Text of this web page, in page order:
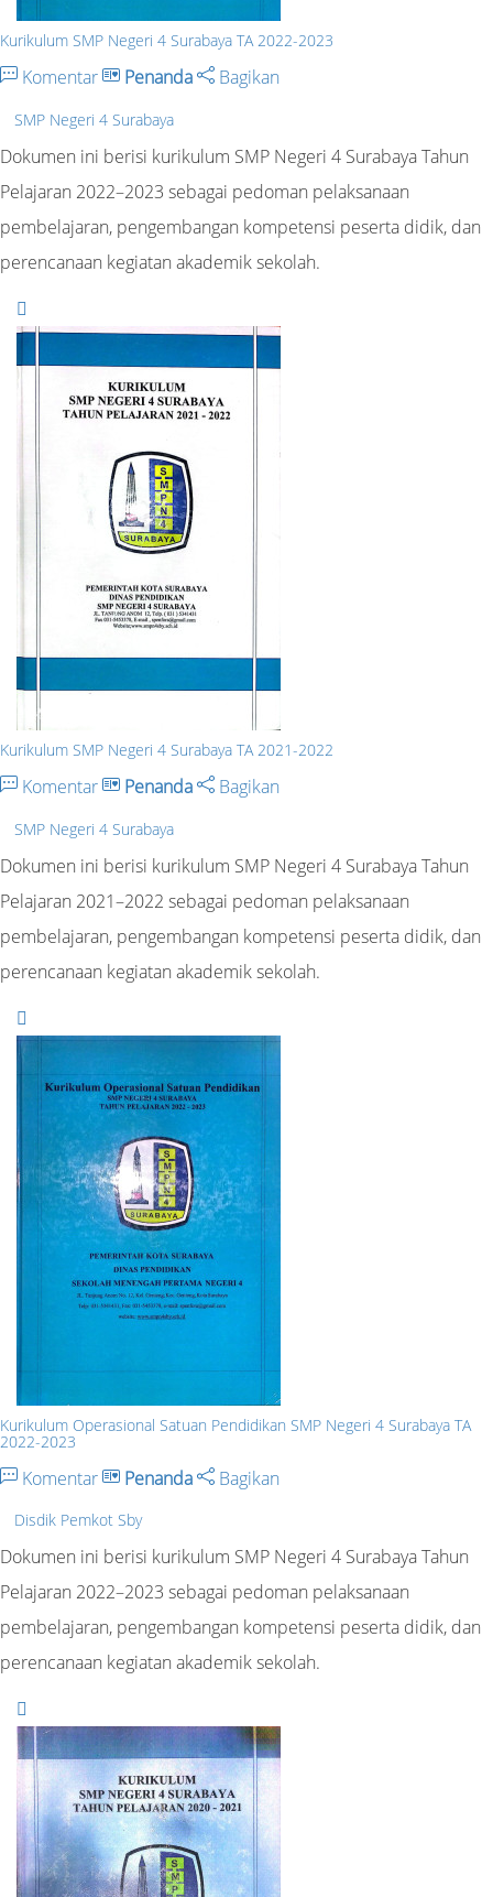
Kurikulum SMP Negeri 4 Surabaya TA 2022-2023
Komentar Penanda Bagikan
SMP Negeri 4 Surabaya
Dokumen ini berisi kurikulum SMP Negeri 4 Surabaya Tahun
Pelajaran 2022–2023 sebagai pedoman pelaksanaan
pembelajaran, pengembangan kompetensi peserta didik, dan
perencanaan kegiatan akademik sekolah.
Kurikulum SMP Negeri 4 Surabaya TA 2021-2022
Komentar Penanda Bagikan
SMP Negeri 4 Surabaya
Dokumen ini berisi kurikulum SMP Negeri 4 Surabaya Tahun
Pelajaran 2021–2022 sebagai pedoman pelaksanaan
pembelajaran, pengembangan kompetensi peserta didik, dan
perencanaan kegiatan akademik sekolah.
Kurikulum Operasional Satuan Pendidikan SMP Negeri 4 Surabaya TA
2022-2023
Komentar Penanda Bagikan
Disdik Pemkot Sby
Dokumen ini berisi kurikulum SMP Negeri 4 Surabaya Tahun
Pelajaran 2022–2023 sebagai pedoman pelaksanaan
pembelajaran, pengembangan kompetensi peserta didik, dan
perencanaan kegiatan akademik sekolah.